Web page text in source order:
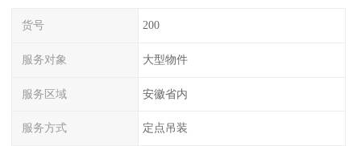
货号 200
服务对象 大型物件
服务区域 安徽省内
服务方式 定点吊装